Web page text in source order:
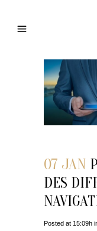
07 JAN
DES
Posted at 15:09h